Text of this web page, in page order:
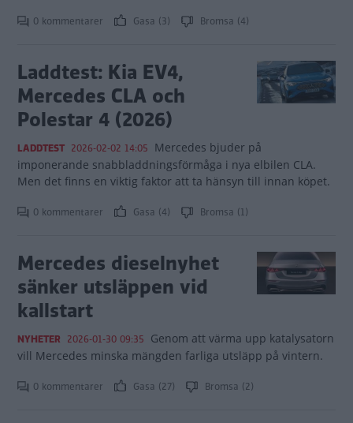
0 kommentarer Gasa (3) Bromsa (4)
Laddtest: Kia EV4,
Mercedes CLA och
Polestar 4 (2026)
LADDTEST 2026-02-02 14:05 Mercedes bjuder på
imponerande snabbladdningsförmåga i nya elbilen CLA.
Men det finns en viktig faktor att ta hänsyn till innan köpet.
0 kommentarer Gasa (4) Bromsa (1)
Mercedes dieselnyhet
sänker utsläppen vid
kallstart
NYHETER 2026-01-30 09:35 Genom att värma upp katalysatorn
vill Mercedes minska mängden farliga utsläpp på vintern.
0 kommentarer Gasa (27) Bromsa (2)